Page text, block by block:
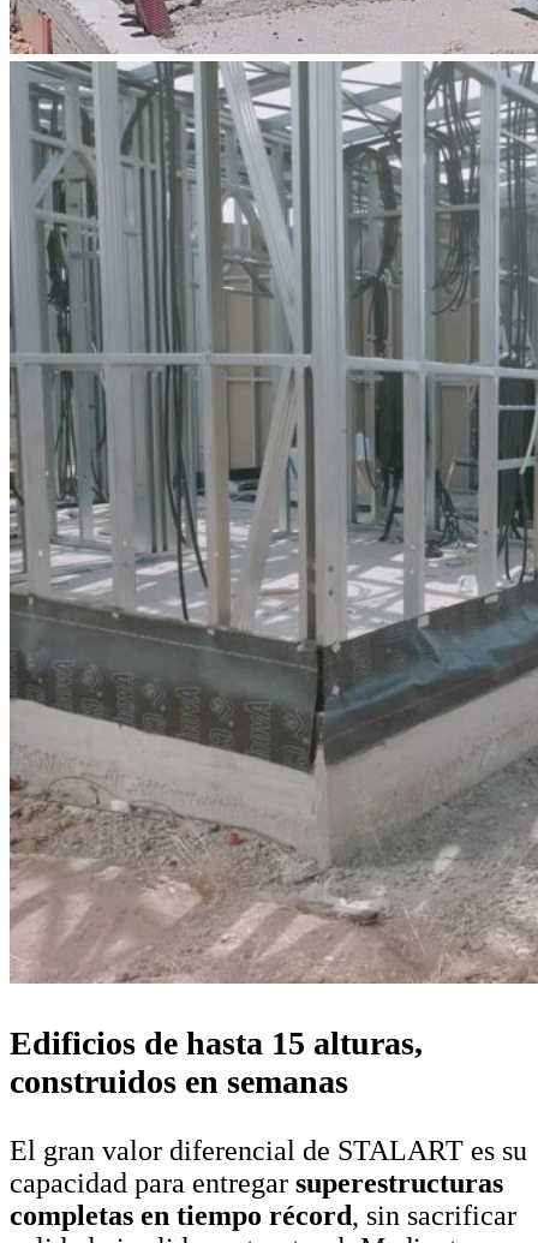
Edificios de hasta 15 alturas,
construidos en semanas
El gran valor diferencial de STALART es su
capacidad para entregar superestructuras
completas en tiempo récord, sin sacrificar